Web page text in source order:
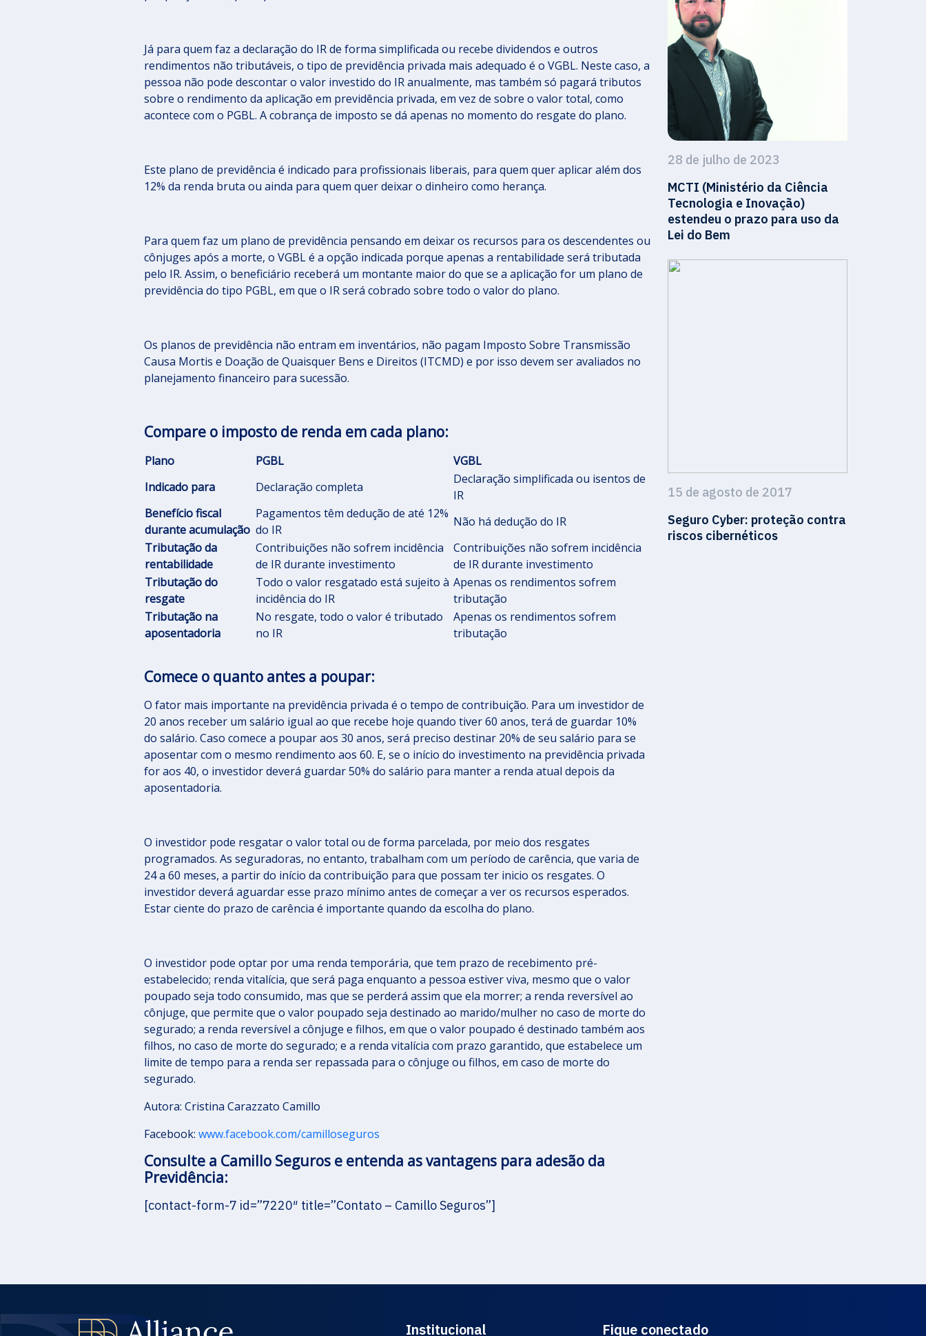
Já para quem faz a declaração do IR de forma simplificada ou recebe dividendos e outros
rendimentos não tributáveis, o tipo de previdência privada mais adequado é o VGBL. Neste caso, a
pessoa não pode descontar o valor investido do IR anualmente, mas também só pagará tributos
sobre o rendimento da aplicação em previdência privada, em vez de sobre o valor total, como
acontece com o PGBL. A cobrança de imposto se dá apenas no momento do resgate do plano.
Este plano de previdência é indicado para profissionais liberais, para quem quer aplicar além dos
12% da renda bruta ou ainda para quem quer deixar o dinheiro como herança.
Para quem faz um plano de previdência pensando em deixar os recursos para os descendentes ou
cônjuges após a morte, o VGBL é a opção indicada porque apenas a rentabilidade será tributada
pelo IR. Assim, o beneficiário receberá um montante maior do que se a aplicação for um plano de
previdência do tipo PGBL, em que o IR será cobrado sobre todo o valor do plano.
Os planos de previdência não entram em inventários, não pagam Imposto Sobre Transmissão
Causa Mortis e Doação de Quaisquer Bens e Direitos (ITCMD) e por isso devem ser avaliados no
planejamento financeiro para sucessão.
Compare o imposto de renda em cada plano:
Plano PGBL
VGBL
Indicado para
Declaração completa
Declaração simplificada ou isentos de
IR
Benefício fiscal
durante acumulação
Pagamentos têm dedução de até 12%
do IR
Não há dedução do IR
Tributação da
rentabilidade
Contribuições não sofrem incidência
de IR durante investimento
Contribuições não sofrem incidência
de IR durante investimento
Tributação do
resgate
Todo o valor resgatado está sujeito à
incidência do IR
Apenas os rendimentos sofrem
tributação
Tributação na
aposentadoria
No resgate, todo o valor é tributado
no IR
Apenas os rendimentos sofrem
tributação
Comece o quanto antes a poupar:
O fator mais importante na previdência privada é o tempo de contribuição. Para um investidor de
20 anos receber um salário igual ao que recebe hoje quando tiver 60 anos, terá de guardar 10%
do salário. Caso comece a poupar aos 30 anos, será preciso destinar 20% de seu salário para se
aposentar com o mesmo rendimento aos 60. E, se o início do investimento na previdência privada
for aos 40, o investidor deverá guardar 50% do salário para manter a renda atual depois da
aposentadoria.
O investidor pode resgatar o valor total ou de forma parcelada, por meio dos resgates
programados. As seguradoras, no entanto, trabalham com um período de carência, que varia de
24 a 60 meses, a partir do início da contribuição para que possam ter inicio os resgates. O
investidor deverá aguardar esse prazo mínimo antes de começar a ver os recursos esperados.
Estar ciente do prazo de carência é importante quando da escolha do plano.
O investidor pode optar por uma renda temporária, que tem prazo de recebimento pré-
estabelecido; renda vitalícia, que será paga enquanto a pessoa estiver viva, mesmo que o valor
poupado seja todo consumido, mas que se perderá assim que ela morrer; a renda reversível ao
cônjuge, que permite que o valor poupado seja destinado ao marido/mulher no caso de morte do
segurado; a renda reversível a cônjuge e filhos, em que o valor poupado é destinado também aos
filhos, no caso de morte do segurado; e a renda vitalícia com prazo garantido, que estabelece um
limite de tempo para a renda ser repassada para o cônjuge ou filhos, em caso de morte do
segurado.
Autora: Cristina Carazzato Camillo
Facebook: www.facebook.com/camilloseguros
Consulte a Camillo Seguros e entenda as vantagens para adesão da
Previdência:
[contact-form-7 id=”7220″ title=”Contato – Camillo Seguros”]
28 de julho de 2023
MCTI (Ministério da Ciência
Tecnologia e Inovação)
estendeu o prazo para uso da
Lei do Bem
15 de agosto de 2017
Seguro Cyber: proteção contra
riscos cibernéticos
Institucional Fique conectado